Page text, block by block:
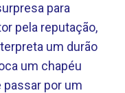
para
pela reputação,
um durão
um chapéu
por um